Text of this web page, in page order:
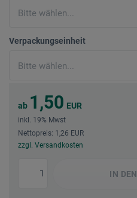
Verpackungseinheit
ab 1,50 EUR
inkl. 19% Mwst
Nettopreis: 1,26 EUR
zzgl. Versandkosten
IN DEN